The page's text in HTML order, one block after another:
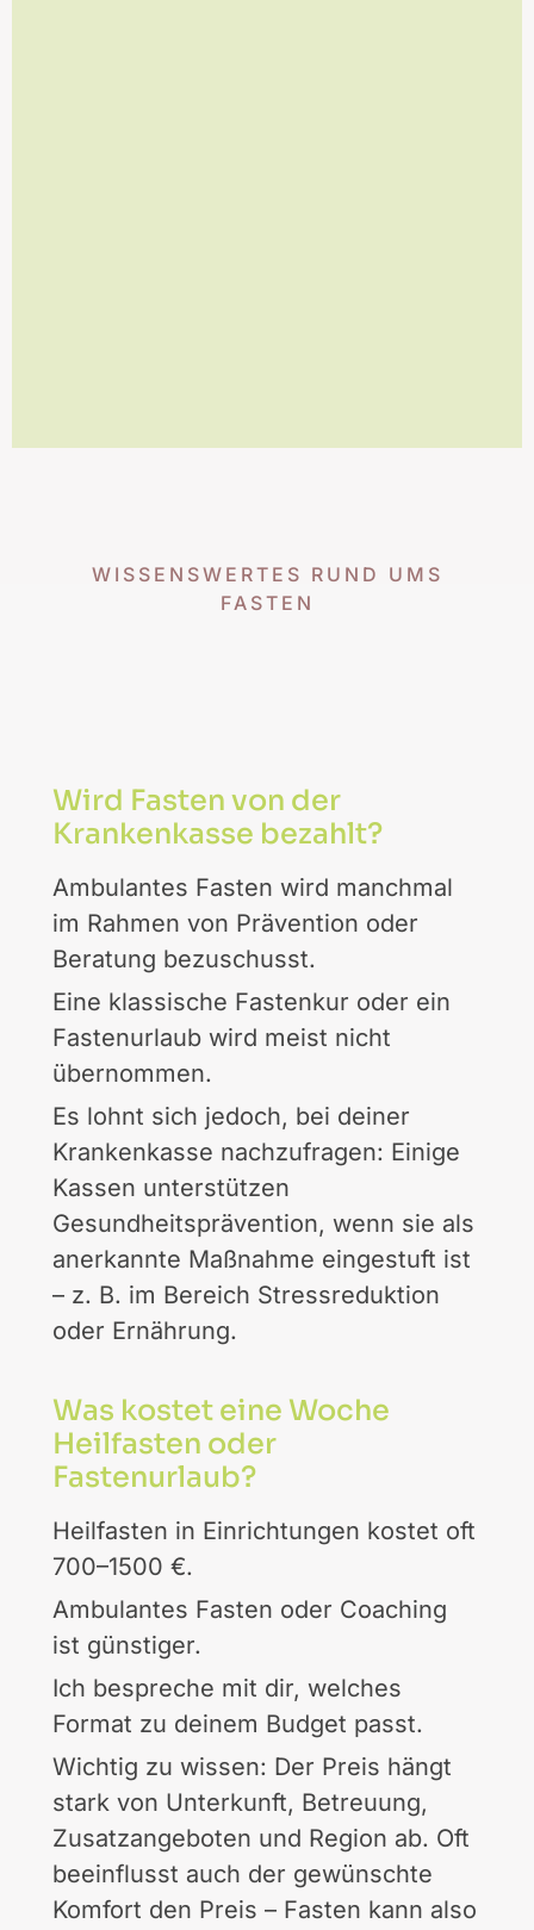
WISSENSWERTES RUND UMS
FASTEN
Wird Fasten von der
Krankenkasse bezahlt?
Ambulantes Fasten wird manchmal
im Rahmen von Prävention oder
Beratung bezuschusst.
Eine klassische Fastenkur oder ein
Fastenurlaub wird meist nicht
übernommen.
Es lohnt sich jedoch, bei deiner
Krankenkasse nachzufragen: Einige
Kassen unterstützen
Gesundheitsprävention, wenn sie als
anerkannte Maßnahme eingestuft ist
– z. B. im Bereich Stressreduktion
oder Ernährung.
Was kostet eine Woche
Heilfasten oder
Fastenurlaub?
Heilfasten in Einrichtungen kostet oft
700–1500 €.
Ambulantes Fasten oder Coaching
ist günstiger.
Ich bespreche mit dir, welches
Format zu deinem Budget passt.
Wichtig zu wissen: Der Preis hängt
stark von Unterkunft, Betreuung,
Zusatzangeboten und Region ab. Oft
beeinflusst auch der gewünschte
Komfort den Preis – Fasten kann also